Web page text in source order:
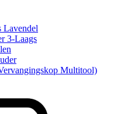
Lavendel
3-Laags
Multitool)